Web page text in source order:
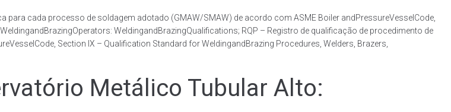
cada processo de soldagem adotado (GMAW/SMAW) de acordo com ASME Boiler andPressureVesselCode,
WeldingandBrazingQualifications; RQP – Registro de qualificação de procedimento de
Section IX – Qualification Standard for WeldingandBrazing Procedures, Welders, Brazers,
Metálico Tubular Alto: